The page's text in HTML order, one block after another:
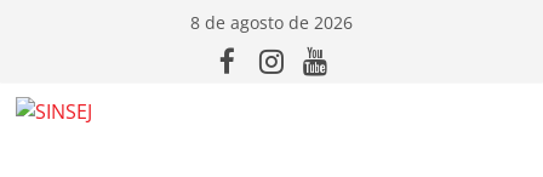
conteúdo
8 de agosto de 2026